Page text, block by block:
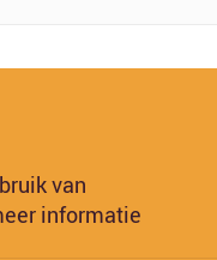
met subsidie van
De Europese
worden
van
informatie